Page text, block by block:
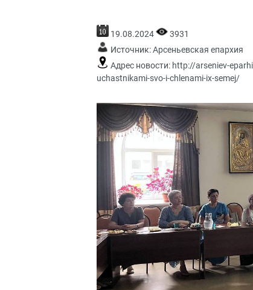
19.08.2024
3931
Источник:Арсеньевская епархия
Адрес новости: http://arseniev-
uchastnikami-svo-i-chlenami-ix-semej/